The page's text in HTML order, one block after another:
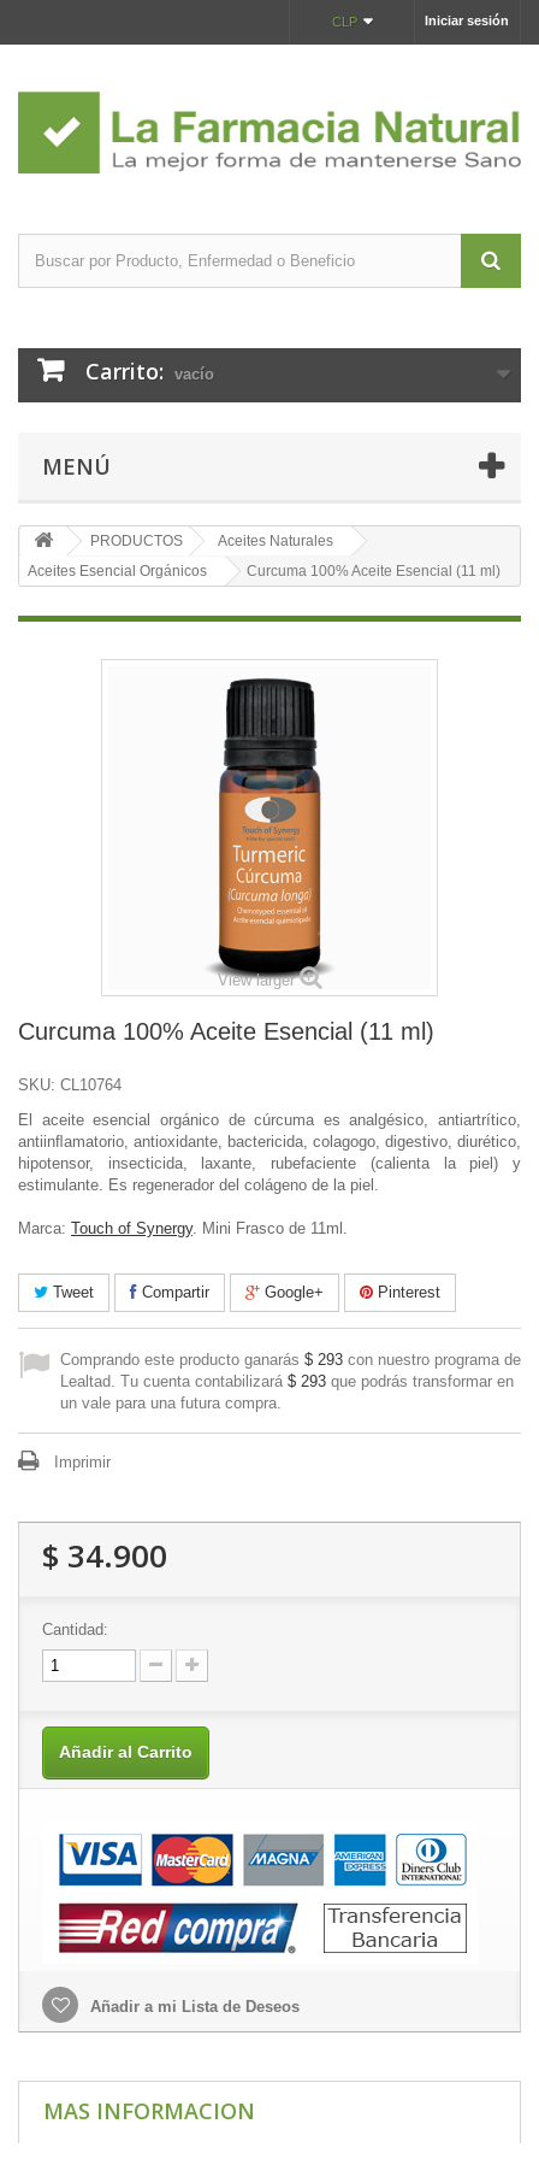
Iniciar sesión
CLP
Carrito: vacío
MENÚ
PRODUCTOS
Aceites Naturales
Aceites Esencial Orgánicos
Curcuma 100% Aceite Esencial (11 ml)
View larger
Curcuma 100% Aceite Esencial (11 ml)
SKU: CL10764
El aceite esencial orgánico de cúrcuma es analgésico, antiartrítico,
antiinﬂamatorio, antioxidante, bactericida, colagogo, digestivo, diurético,
hipotensor, insecticida, laxante, rubefaciente (calienta la piel) y
estimulante. Es regenerador del colágeno de la piel.
Marca: Touch of Synergy. Mini Frasco de 11ml.
Tweet Compartir Google+ Pinterest
Comprando este producto ganarás $ 293 con nuestro programa de
Lealtad. Tu cuenta contabilizará $ 293 que podrás transformar en
un vale para una futura compra.
Imprimir
$ 34.900
Cantidad:
Añadir al Carrito
Añadir a mi Lista de Deseos
MAS INFORMACION